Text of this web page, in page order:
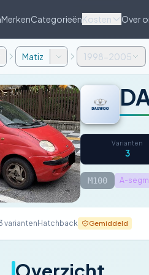
MerkenCategorieënKosten Over
Matiz 1998-2005
Varianten
3
M100 A-
variantenHatchback Gemiddeld